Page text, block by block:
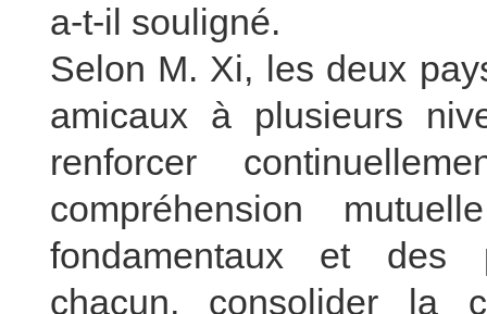
a-t-il souligné.
Selon M. Xi, les deux
amicaux à plusieurs
renforcer
compréhension
fondamentaux et des
chacun, consolider la